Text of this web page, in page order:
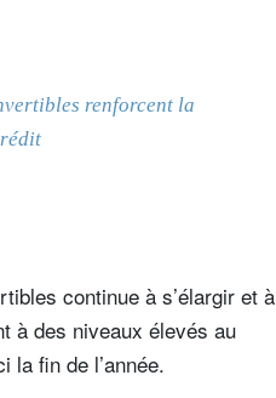
renforcent la
continue à s’élargir et à
à des niveaux élevés au
la fin de l’année.